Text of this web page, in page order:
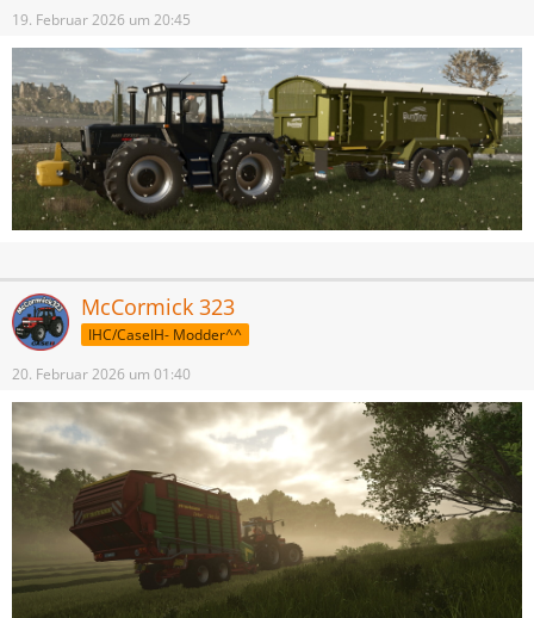
19. Februar 2026 um 20:45
McCormick 323
IHC/CaseIH- Modder^^
20. Februar 2026 um 01:40